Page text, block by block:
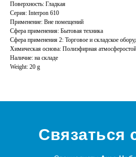
Поверхность: Гладкая
Серия: Interpon 610
Применение: Вне помещений
Сфера применения: Бытовая техника
Сфера применения 2: Торговое и складское
Химическая основа: Полиэфирная
Наличие: на складе
Weight: 20 g
Связаться